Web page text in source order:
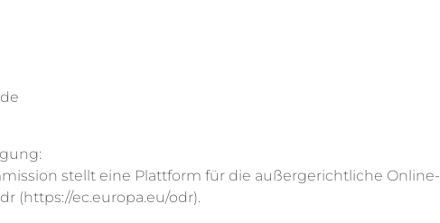
stellt eine Plattform für die außergerichtliche
(https://ec.europa.eu/odr).